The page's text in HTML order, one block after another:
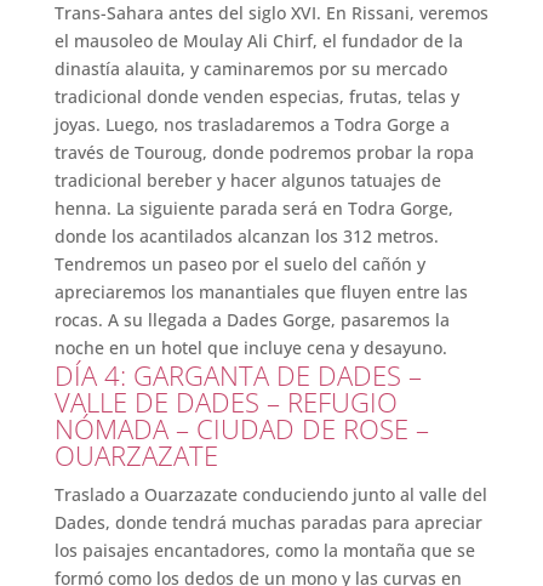
Trans-Sahara antes del siglo XVI. En Rissani, veremos
el mausoleo de Moulay Ali Chirf, el fundador de la
dinastía alauita, y caminaremos por su mercado
tradicional donde venden especias, frutas, telas y
joyas. Luego, nos trasladaremos a Todra Gorge a
través de Touroug, donde podremos probar la ropa
tradicional bereber y hacer algunos tatuajes de
henna. La siguiente parada será en Todra Gorge,
donde los acantilados alcanzan los 312 metros.
Tendremos un paseo por el suelo del cañón y
apreciaremos los manantiales que fluyen entre las
rocas. A su llegada a Dades Gorge, pasaremos la
noche en un hotel que incluye cena y desayuno.
DÍA 4: GARGANTA DE DADES –
VALLE DE DADES – REFUGIO
NÓMADA – CIUDAD DE ROSE –
OUARZAZATE
Traslado a Ouarzazate conduciendo junto al valle del
Dades, donde tendrá muchas paradas para apreciar
los paisajes encantadores, como la montaña que se
formó como los dedos de un mono y las curvas en